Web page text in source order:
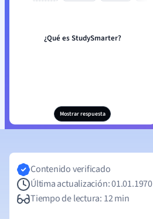
¿Qué es StudySmarter?
Mostrar respuesta
Contenido verificado
Última actualización: 01.01.1970
Tiempo de lectura: 12 min